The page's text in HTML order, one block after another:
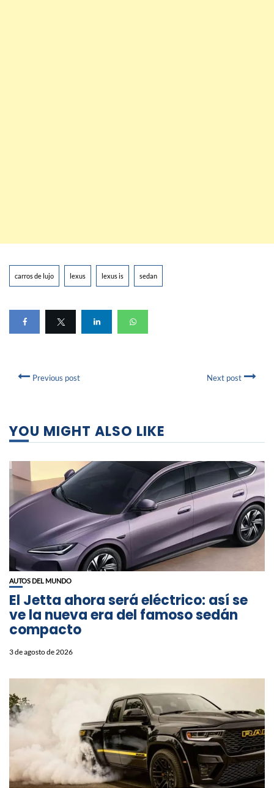
carros de lujo lexus lexus is sedan
Previous post Next post
YOU MIGHT ALSO LIKE
AUTOS DEL MUNDO
El Jetta ahora será eléctrico: así se
ve la nueva era del famoso sedán
compacto
3 de agosto de 2026